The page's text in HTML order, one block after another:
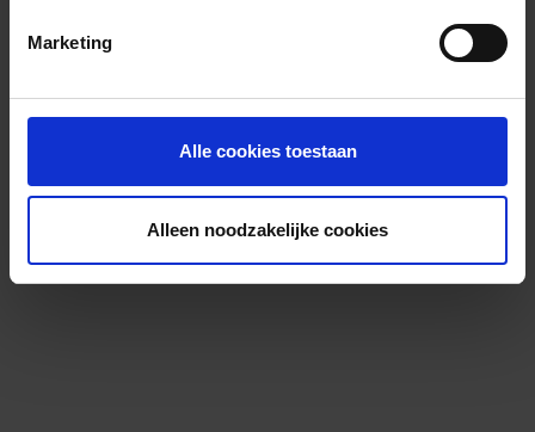
Marketing
Alle cookies toestaan
Alleen noodzakelijke cookies